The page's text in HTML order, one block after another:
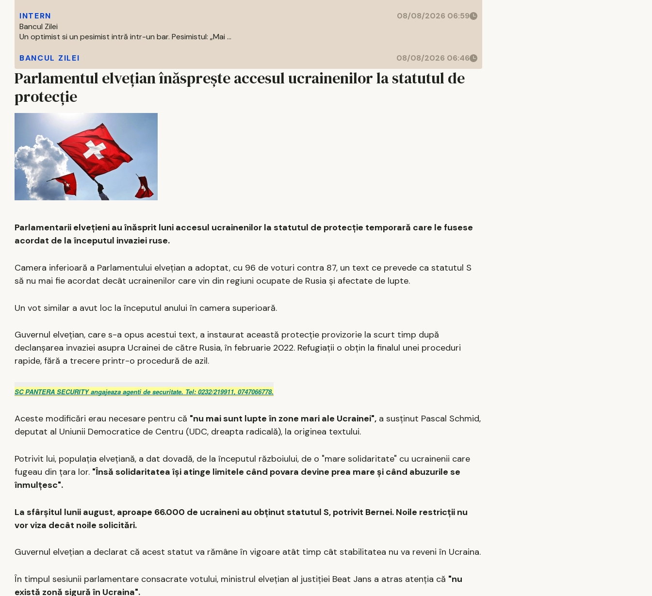
INTERN
08/08/2026 06:59
Bancul Zilei
Un optimist si un pesimist intră intr-un bar. Pesimistul: „Mai ...
BANCUL ZILEI 08/08/2026 06:46
Parlamentul elvețian înăspreşte accesul ucrainenilor la statutul de
protecţie
Parlamentarii elveţieni au înăsprit luni accesul ucrainenilor la statutul de protecţie temporară care le fusese
acordat de la începutul invaziei ruse.
Camera inferioară a Parlamentului elveţian a adoptat, cu 96 de voturi contra 87, un text ce prevede ca statutul S
să nu mai fie acordat decât ucrainenilor care vin din regiuni ocupate de Rusia şi afectate de lupte.
Un vot similar a avut loc la începutul anului în camera superioară.
Guvernul elveţian, care s-a opus acestui text, a instaurat această protecţie provizorie la scurt timp după
declanşarea invaziei asupra Ucrainei de către Rusia, în februarie 2022. Refugiaţii o obţin la finalul unei proceduri
rapide, fără a trecere printr-o procedură de azil.
SC PANTERA SECURITY angajeaza agenti de securitate. Tel: 0232/219911, 0747066778.
Aceste modificări erau necesare pentru că "nu mai sunt lupte în zone mari ale Ucrainei", a susţinut Pascal Schmid,
deputat al Uniunii Democratice de Centru (UDC, dreapta radicală), la originea textului.
Potrivit lui, populaţia elveţiană, a dat dovadă, de la începutul războiului, de o "mare solidaritate" cu ucrainenii care
fugeau din ţara lor. "Însă solidaritatea îşi atinge limitele când povara devine prea mare şi când abuzurile se
înmulţesc".
La sfârşitul lunii august, aproape 66.000 de ucraineni au obţinut statutul S, potrivit Bernei. Noile restricţii nu
vor viza decât noile solicitări.
Guvernul elveţian a declarat că acest statut va rămâne în vigoare atât timp cât stabilitatea nu va reveni în Ucraina.
În timpul sesiunii parlamentare consacrate votului, ministrul elveţian al justiţiei Beat Jans a atras atenţia că "nu
există zonă sigură în Ucraina".